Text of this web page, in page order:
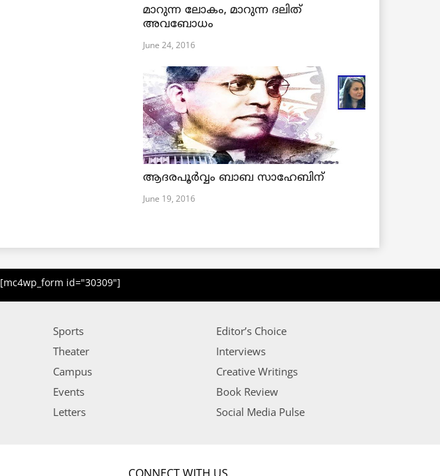
മാറുന്ന ലോകം, മാറുന്ന ദലിത്
അവബോധം
June 24, 2016
ആദരപൂര്‍വ്വം ബാബ സാഹേബിന്
June 19, 2016
[mc4wp_form id="30309"]
Sports
Theater
Campus
Events
Letters
Editor’s Choice
Interviews
Creative Writings
Book Review
Social Media Pulse